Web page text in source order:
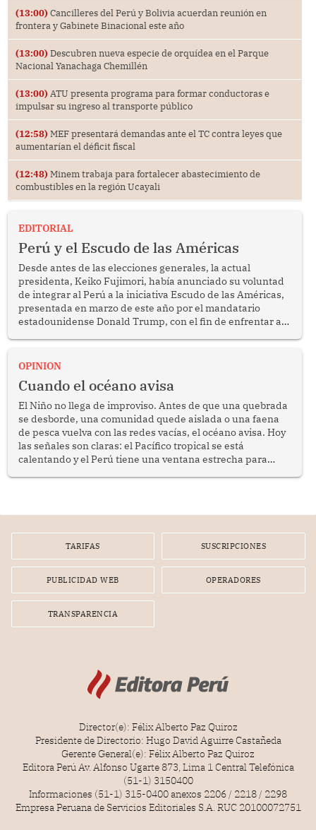
(13:00) Cancilleres del Perú y Bolivia acuerdan reunión en
frontera y Gabinete Binacional este año
(13:00) Descubren nueva especie de orquídea en el Parque
Nacional Yanachaga Chemillén
(13:00) ATU presenta programa para formar conductoras e
impulsar su ingreso al transporte público
(12:58) MEF presentará demandas ante el TC contra leyes que
aumentarían el déficit fiscal
(12:48) Minem trabaja para fortalecer abastecimiento de
combustibles en la región Ucayali
EDITORIAL
Perú y el Escudo de las Américas
Desde antes de las elecciones generales, la actual
presidenta, Keiko Fujimori, había anunciado su voluntad
de integrar al Perú a la iniciativa Escudo de las Américas,
presentada en marzo de este año por el mandatario
estadounidense Donald Trump, con el fin de enfrentar al
OPINION
Cuando el océano avisa
El Niño no llega de improviso. Antes de que una quebrada
se desborde, una comunidad quede aislada o una faena
de pesca vuelva con las redes vacías, el océano avisa. Hoy
las señales son claras: el Pacífico tropical se está
calentando y el Perú tiene una ventana estrecha para
TARIFAS SUSCRIPCIONES
PUBLICIDAD WEB OPERADORES
TRANSPARENCIA
Director(e): Félix Alberto Paz Quiroz
Presidente de Directorio: Hugo David Aguirre Castañeda
Gerente General(e): Félix Alberto Paz Quiroz
Editora Perú Av. Alfonso Ugarte 873, Lima 1 Central Telefónica
(51-1) 3150400
Informaciones (51-1) 315-0400 anexos 2206 / 2218 / 2298
Empresa Peruana de Servicios Editoriales S.A. RUC 20100072751